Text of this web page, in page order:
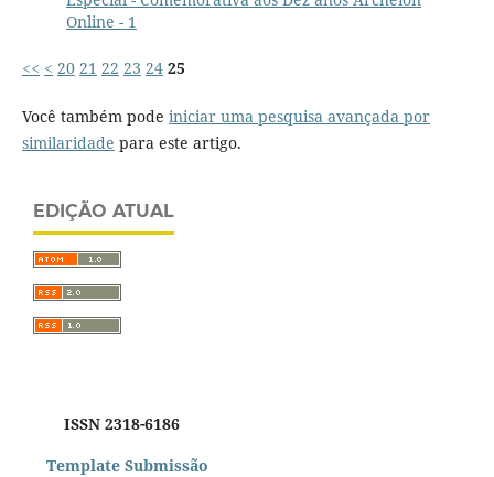
Online - 1
<< < 20 21 22 23 24 25
Você também pode iniciar uma pesquisa avançada por
similaridade para este artigo.
EDIÇÃO ATUAL
ISSN 2318-6186
Template Submissão